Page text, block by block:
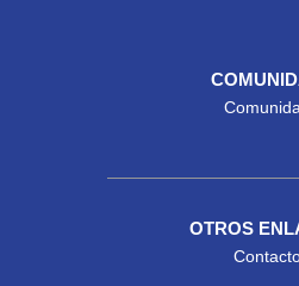
OTROS